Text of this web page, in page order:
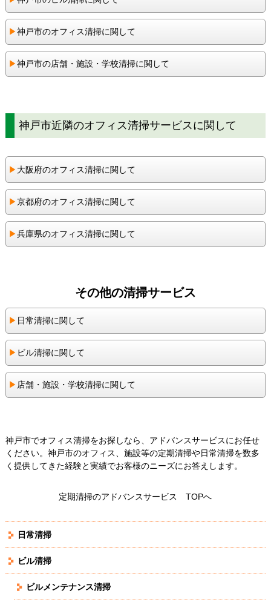
▶︎神戸市のオフィス清掃に関して
▶︎神戸市の店舗・施設・学校清掃に関して
神戸市近隣のオフィス清掃サービスに関して
▶︎ 大阪府のオフィス清掃に関して
▶︎京都府のオフィス清掃に関して
▶︎兵庫県のオフィス清掃に関して
その他の清掃サービス
▶︎ 日常清掃に関して
▶︎ ビル清掃に関して
▶︎ 店舗・施設・学校清掃に関して
神戸市でオフィス清掃をお探しなら、アドバンスサービスにお任せ
ください。神戸市のオフィス、施設等の定期清掃や日常清掃を数多
く提供してきた経験と実績でお客様のニーズにお答えします。
定期清掃のアドバンスサービス TOPへ
日常清掃
ビル清掃
ビルメンテナンス清掃